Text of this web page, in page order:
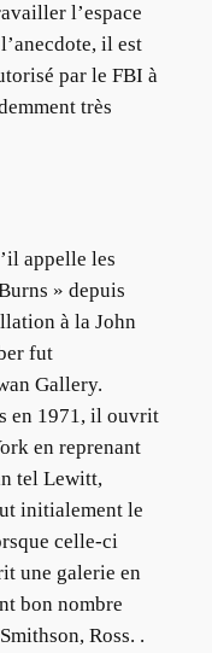
l’espace
il est
par le FBI à
très
appelle les
» depuis
à la John
fut
Gallery.
en 1971, il ouvrit
en reprenant
tel Lewitt,
initialement le
celle-ci
une galerie en
bon nombre
Ross. .